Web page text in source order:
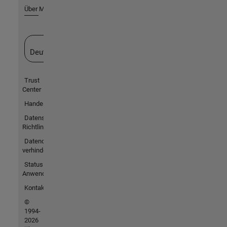
Über MathWorks
Deutschland
Trust
Center
Handelsmarken
Datenschutz-
Richtlinien
Datendiebstahl
verhindern
Status von
Anwendungen
Kontakt
©
1994-
2026